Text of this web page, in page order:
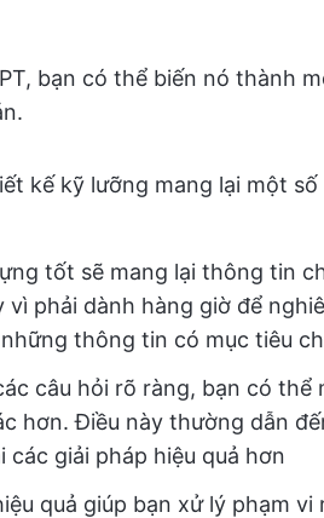
bạn có thể biến nó thành
kế kỹ lưỡng mang lại một số
tốt sẽ mang lại thông tin
phải dành hàng giờ để
thông tin có mục tiêu
câu hỏi rõ ràng, bạn có thể
hơn. Điều này thường dẫn
giải pháp hiệu quả hơn
quả giúp bạn xử lý phạm vi